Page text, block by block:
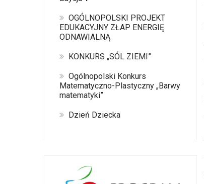
OGÓLNOPOLSKI PROJEKT
EDUKACYJNY ZŁAP ENERGIĘ
ODNAWIALNĄ
KONKURS „SÓL ZIEMI”
Ogólnopolski Konkurs
Matematyczno-Plastyczny „Barwy
matematyki”
Dzień Dziecka